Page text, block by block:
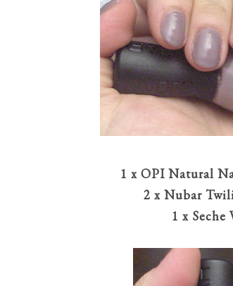
1 x OPI Natural
2 x Nubar
1 x Seche